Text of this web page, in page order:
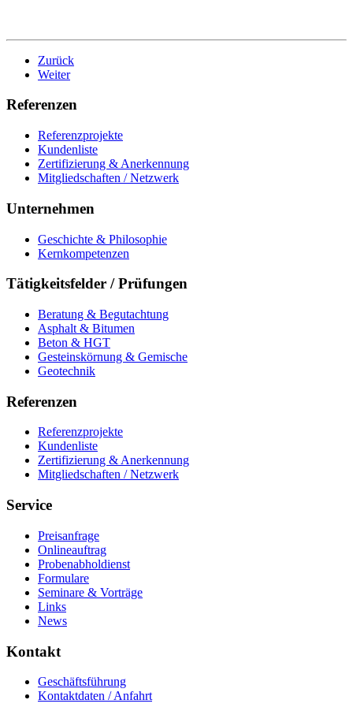
Zurück
Weiter
Referenzen
Referenzprojekte
Kundenliste
Zertifizierung & Anerkennung
Mitgliedschaften / Netzwerk
Unternehmen
Geschichte & Philosophie
Kernkompetenzen
Tätigkeitsfelder / Prüfungen
Beratung & Begutachtung
Asphalt & Bitumen
Beton & HGT
Gesteinskörnung & Gemische
Geotechnik
Referenzen
Referenzprojekte
Kundenliste
Zertifizierung & Anerkennung
Mitgliedschaften / Netzwerk
Service
Preisanfrage
Onlineauftrag
Probenabholdienst
Formulare
Seminare & Vorträge
Links
News
Kontakt
Geschäftsführung
Kontaktdaten / Anfahrt